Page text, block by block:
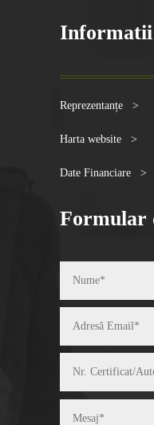
Reprezentanțe >
Harta website >
Date Financiare >
Formular